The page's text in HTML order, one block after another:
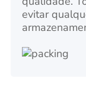
evitar